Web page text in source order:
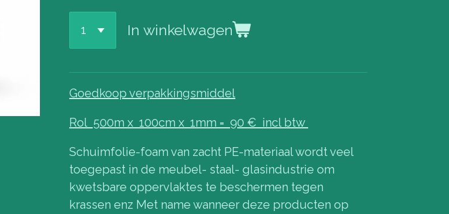
In winkelwagen
Goedkoop verpakkingsmiddel
Rol 500m x 100cm x 1mm = 90 € incl btw
Schuimfolie-foam van zacht PE-materiaal wordt veel
toegepast in de meubel- staal- glasindustrie om
kwetsbare oppervlaktes te beschermen tegen
krassen enz Met name wanneer deze producten op